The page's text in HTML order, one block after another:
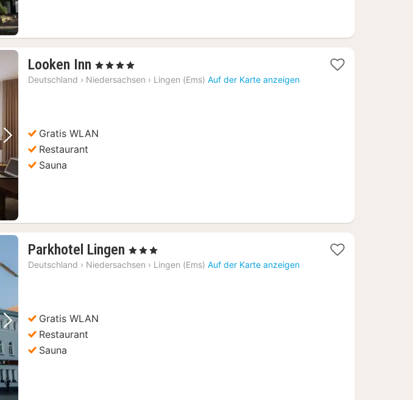
Nächstes Bild
Looken Inn 1
Nacht
, 4 Sterne
Deutschland › Niedersachsen › Lingen (Ems) Auf der Karte anzeigen
Gratis WLAN
Restaurant
Sauna
Nächstes Bild
Parkhotel Lingen 1
Nacht
, 3 Sterne
Deutschland › Niedersachsen › Lingen (Ems) Auf der Karte anzeigen
Gratis WLAN
Restaurant
Sauna